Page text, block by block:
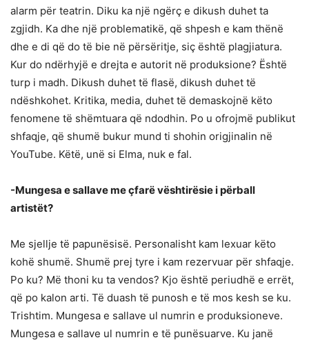
alarm për teatrin. Diku ka një ngërç e dikush duhet ta
zgjidh. Ka dhe një problematikë, që shpesh e kam thënë
dhe e di që do të bie në përsëritje, siç është plagjiatura.
Kur do ndërhyjë e drejta e autorit në produksione? Është
turp i madh. Dikush duhet të flasë, dikush duhet të
ndëshkohet. Kritika, media, duhet të demaskojnë këto
fenomene të shëmtuara që ndodhin. Po u ofrojmë publikut
shfaqje, që shumë bukur mund ti shohin origjinalin në
YouTube. Këtë, unë si Elma, nuk e fal.
-Mungesa e sallave me çfarë vështirësie i përball
artistët?
Me sjellje të papunësisë. Personalisht kam lexuar këto
kohë shumë. Shumë prej tyre i kam rezervuar për shfaqje.
Po ku? Më thoni ku ta vendos? Kjo është periudhë e errët,
që po kalon arti. Të duash të punosh e të mos kesh se ku.
Trishtim. Mungesa e sallave ul numrin e produksioneve.
Mungesa e sallave ul numrin e të punësuarve. Ku janë